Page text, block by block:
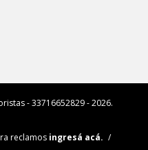
- 33716652829 - 2026.
reclamos ingresá acá. /